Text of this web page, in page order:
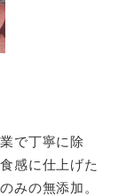
で丁寧に除
感に仕上げた
みの無添加。